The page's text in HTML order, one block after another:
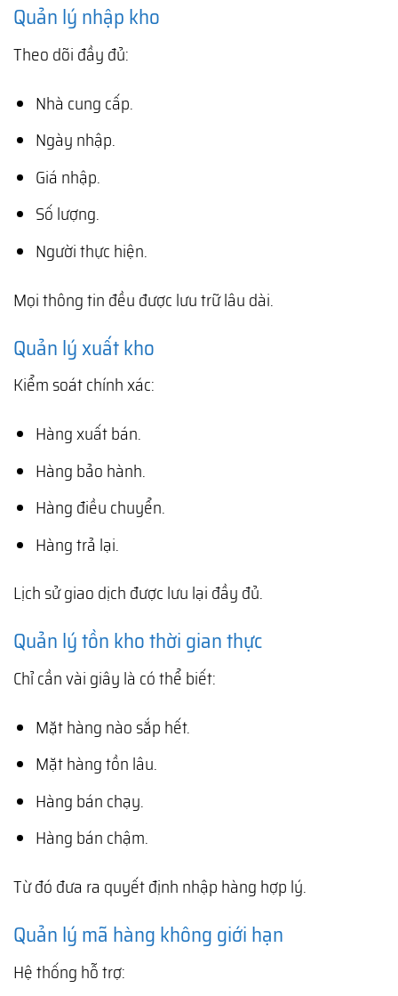
Quản lý nhập kho
Theo dõi đầy đủ:
Nhà cung cấp.
Ngày nhập.
Giá nhập.
Số lượng.
Người thực hiện.
Mọi thông tin đều được lưu trữ lâu dài.
Quản lý xuất kho
Kiểm soát chính xác:
Hàng xuất bán.
Hàng bảo hành.
Hàng điều chuyển.
Hàng trả lại.
Lịch sử giao dịch được lưu lại đầy đủ.
Quản lý tồn kho thời gian thực
Chỉ cần vài giây là có thể biết:
Mặt hàng nào sắp hết.
Mặt hàng tồn lâu.
Hàng bán chạy.
Hàng bán chậm.
Từ đó đưa ra quyết định nhập hàng hợp lý.
Quản lý mã hàng không giới hạn
Hệ thống hỗ trợ: